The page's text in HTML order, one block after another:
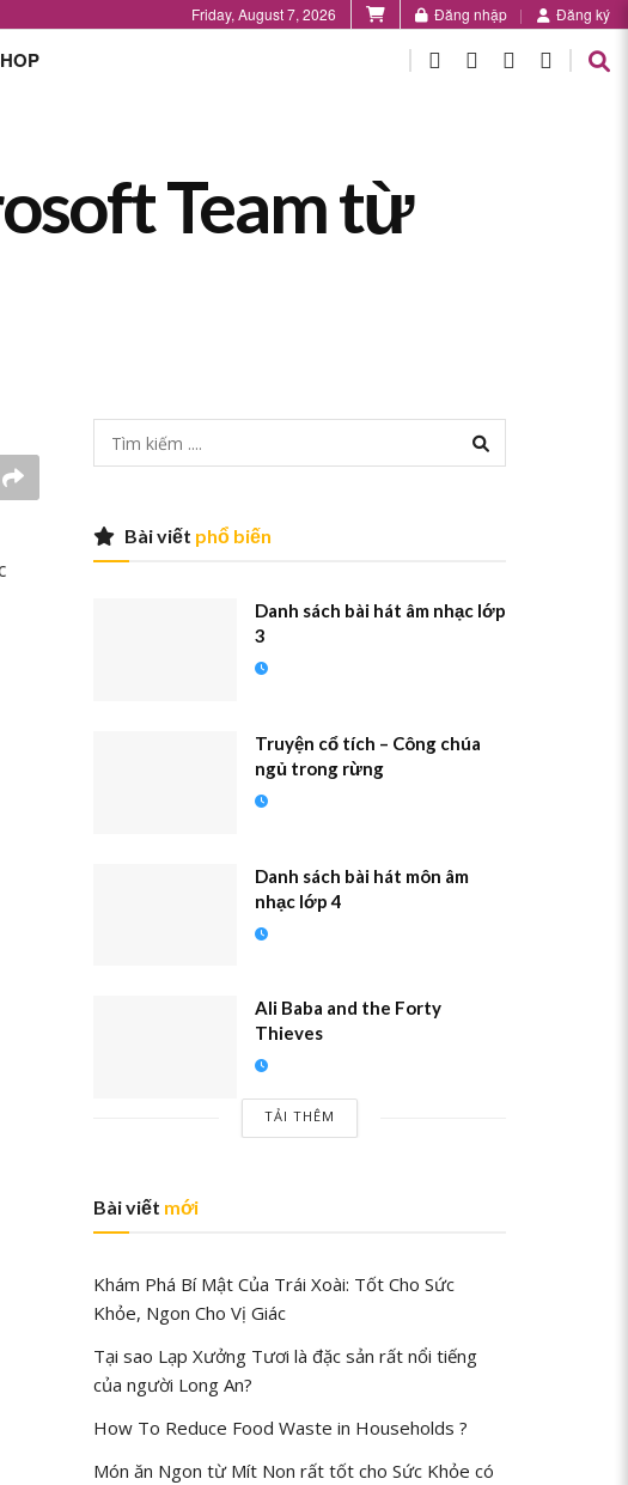
Friday, August 7, 2026 Đăng nhập Đăng ký
Team từ
Bài viết phổ biến
Danh sách bài hát âm nhạc lớp
3
Truyện cổ tích – Công chúa
ngủ trong rừng
Danh sách bài hát môn âm
nhạc lớp 4
Ali Baba and the Forty
Thieves
TẢI THÊM
Bài viết mới
Khám Phá Bí Mật Của Trái Xoài: Tốt Cho Sức
Khỏe, Ngon Cho Vị Giác
Tại sao Lạp Xưởng Tươi là đặc sản rất nổi tiếng
của người Long An?
How To Reduce Food Waste in Households ?
Món ăn Ngon từ Mít Non rất tốt cho Sức Khỏe có